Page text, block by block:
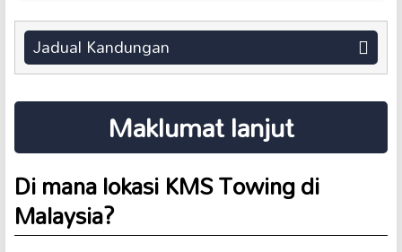
Jadual Kandungan
Maklumat lanjut
Di mana lokasi KMS Towing di
Malaysia?